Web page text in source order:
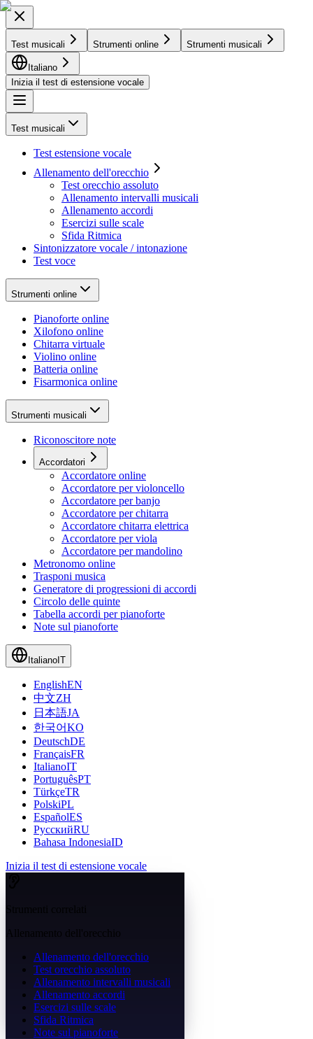
Test musicali Strumenti online Strumenti musicali
Italiano
Inizia il test di estensione vocale
Test musicali
Test estensione vocale
Allenamento dell'orecchio
Test orecchio assoluto
Allenamento intervalli musicali
Allenamento accordi
Esercizi sulle scale
Sfida Ritmica
Sintonizzatore vocale / intonazione
Test voce
Strumenti online
Pianoforte online
Xilofono online
Chitarra virtuale
Violino online
Batteria online
Fisarmonica online
Strumenti musicali
Riconoscitore note
Accordatori
Accordatore online
Accordatore per violoncello
Accordatore per banjo
Accordatore per chitarra
Accordatore chitarra elettrica
Accordatore per viola
Accordatore per mandolino
Metronomo online
Trasponi musica
Generatore di progressioni di accordi
Circolo delle quinte
Tabella accordi per pianoforte
Note sul pianoforte
Italiano IT
EnglishEN
中文ZH
日本語JA
한국어KO
DeutschDE
FrançaisFR
ItalianoIT
PortuguêsPT
TürkçeTR
PolskiPL
EspañolES
РусскийRU
Bahasa IndonesiaID
Inizia il test di estensione vocale
Allenamento dell'orecchio
Allenamento dell'orecchio
Test orecchio assoluto
Allenamento intervalli musicali
Allenamento accordi
Esercizi sulle scale
Sfida Ritmica
Note sul pianoforte